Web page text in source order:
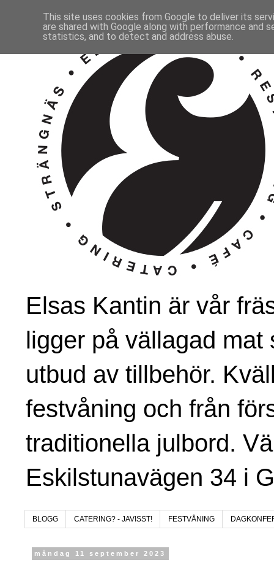
Elsas Kantin är vår
ligger på vällagad
utbud av tillbehör.
festvåning och från
traditionella julbord.
Eskilstunavägen 34 i
BLOGG CATERING? - JAVISST! FESTVÅNING
måndag 11 september 2023
This site uses cookies from Google to deliver its
are shared with Google along with performance and
statistics, and to detect and address abuse.